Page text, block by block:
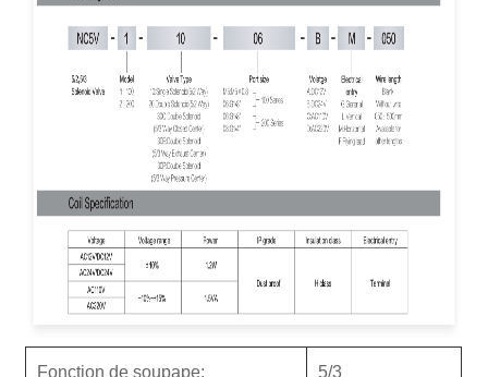
Fonction de soupape: 5/3